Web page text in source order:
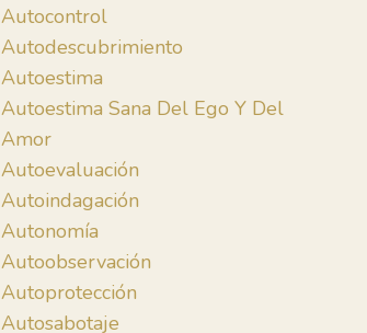
Autocontrol
Autodescubrimiento
Autoestima
Autoestima Sana Del Ego Y Del
Amor
Autoevaluación
Autoindagación
Autonomía
Autoobservación
Autoprotección
Autosabotaje